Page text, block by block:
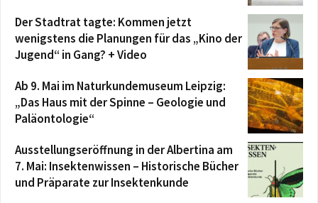
Der Stadtrat tagte: Kommen jetzt
wenigstens die Planungen für das „Kino der
Jugend“ in Gang? + Video
Ab 9. Mai im Naturkundemuseum Leipzig:
„Das Haus mit der Spinne – Geologie und
Paläontologie“
Ausstellungseröffnung in der Albertina am
7. Mai: Insektenwissen – Historische Bücher
und Präparate zur Insektenkunde